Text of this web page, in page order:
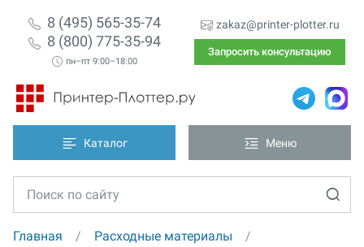
8 (495) 565-35-74
8 (800) 775-35-94
пн–пт 9:00–18:00
zakaz@printer-plotter.ru
Запросить консультацию
Каталог Меню
Главная
Расходные материалы